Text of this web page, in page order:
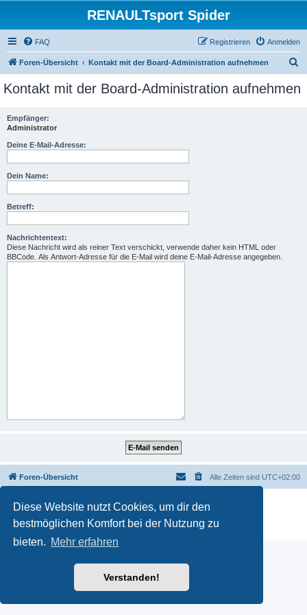
Diese Website nutzt Cookies, um dir den
bestmöglichen Komfort bei der Nutzung zu
bieten. Mehr erfahren
Verstanden!
RENAULTsport Spider
FAQ Anmelden
Registrieren
Foren-Übersicht Kontakt mit der Board-Administration aufnehmen
c
Kontakt mit der Board-Administration aufnehmen
Empfänger:
Administrator
Deine E-Mail-Adresse:
Dein Name:
Betreff:
Nachrichtentext:
Diese Nachricht wird als reiner Text verschickt, verwende daher kein HTML oder
BBCode. Als Antwort-Adresse für die E-Mail wird deine E-Mail-Adresse angegeben.
Foren-Übersicht Alle Zeiten sind UTC+02:00
Powered by phpBB
® Forum Software © phpBB Limited
Deutsche Übersetzung durch
Datenschutz|Nutzungsbedingungen